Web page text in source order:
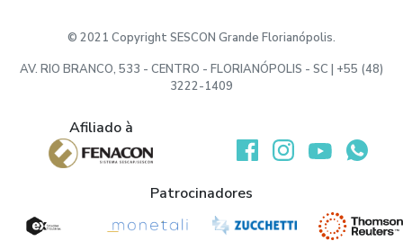
© 2021 Copyright SESCON Grande Florianópolis.
AV. RIO BRANCO, 533 - CENTRO - FLORIANÓPOLIS - SC | +55 (48)
3222-1409
Afiliado à
Desenvolvido por:
Patrocinadores